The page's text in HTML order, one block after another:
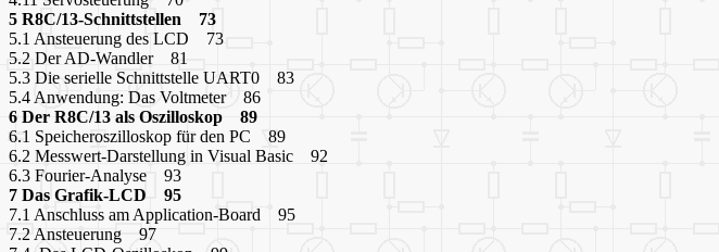
5 R8C/13-Schnittstellen 73
5.1 Ansteuerung des LCD 73
5.2 Der AD-Wandler 81
5.3 Die serielle Schnittstelle UART0 83
5.4 Anwendung: Das Voltmeter 86
6 Der R8C/13 als Oszilloskop 89
6.1 Speicheroszilloskop für den PC 89
6.2 Messwert-Darstellung in Visual Basic 92
6.3 Fourier-Analyse 93
7 Das Grafik-LCD 95
7.1 Anschluss am Application-Board 95
7.2 Ansteuerung 97